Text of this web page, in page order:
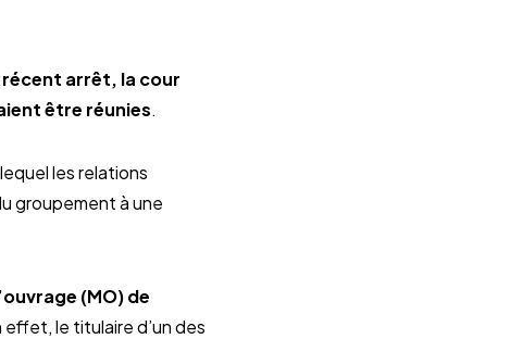
récent arrêt, la cour
être réunies.
les relations
groupement à une
(MO) de
effet, le titulaire d’un des